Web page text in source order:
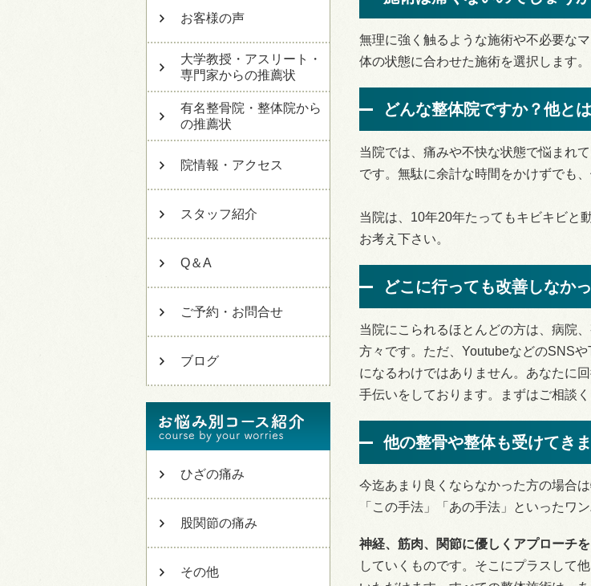
お客様の声
大学教授・アスリート・
専門家からの推薦状
有名整骨院・整体院から
の推薦状
院情報・アクセス
スタッフ紹介
Q＆A
ご予約・お問合せ
ブログ
ひざの痛み
股関節の痛み
その他
無理に強く触るような施術や不必要な
体の状態に合わせた施術を選択します。
どんな整体院ですか？他と
当院では、痛みや不快な状態で悩まれ
です。無駄に余計な時間をかけずでも
当院は、10年20年たってもキビキビと
お考え下さい。
どこに行っても改善しなか
当院にこられるほとんどの方は、病院
方々です。ただ、YoutubeなどのSNS
になるわけではありません。あなたに
手伝いをしております。まずはご相談く
他の整骨や整体も受けてき
今迄あまり良くならなかった方の場合
「この手法」「あの手法」といったワ
神経、筋肉、関節に優しくアプローチ
していくものです。そこにプラスして